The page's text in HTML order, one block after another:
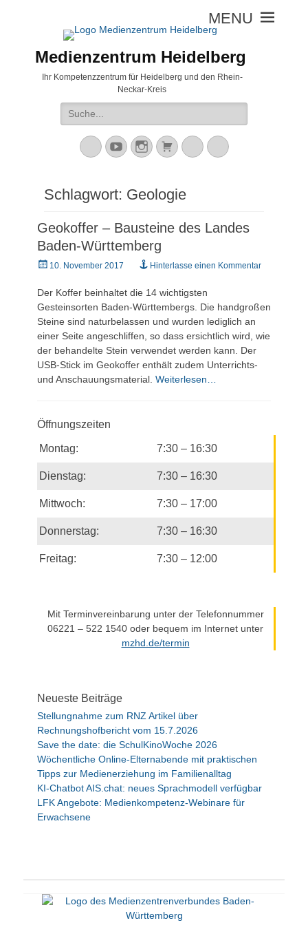
Medienzentrum Heidelberg
Ihr Kompetenzzentrum für Heidelberg und den Rhein-
Neckar-Kreis
Suche
nach:
Mastodon
YouTubeInstagramWarenkorb
CloudPeertube
Schlagwort: Geologie
Geokoffer – Bausteine des Landes
Baden-Württemberg
Veröffentlicht
10. November 2017 Hinterlasse einen Kommentar
Der Koffer beinhaltet die 14 wichtigsten
Gesteinsorten Baden-Württembergs. Die handgroßen
Steine sind naturbelassen und wurden lediglich an
einer Seite angeschliffen, so dass ersichtlich wird, wie
der behandelte Stein verwendet werden kann. Der
USB-Stick im Geokoffer enthält zudem Unterrichts-
und Anschauungsmaterial. Weiterlesen…
Öffnungszeiten
Montag: 7:30 – 16:30
Dienstag: 7:30 – 16:30
Mittwoch: 7:30 – 17:00
Donnerstag: 7:30 – 16:30
Freitag: 7:30 – 12:00
Mit Terminvereinbarung unter der Telefonnummer
06221 – 522 1540 oder bequem im Internet unter
mzhd.de/termin
Neueste Beiträge
Stellungnahme zum RNZ Artikel über
Rechnungshofbericht vom 15.7.2026
Save the date: die SchulKinoWoche 2026
Wöchentliche Online-Elternabende mit praktischen
Tipps zur Medienerziehung im Familienalltag
KI-Chatbot AIS.chat: neues Sprachmodell verfügbar
LFK Angebote: Medienkompetenz-Webinare für
Erwachsene